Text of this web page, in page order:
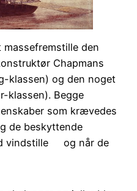
den
Chapmans
klassen) og den noget
klassen). Begge
som krævedes
de beskyttende
vindstille og når de